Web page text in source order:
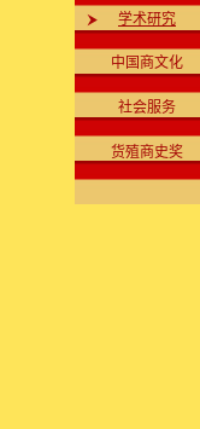
学术研究
中国商文化
社会服务
货殖商史奖